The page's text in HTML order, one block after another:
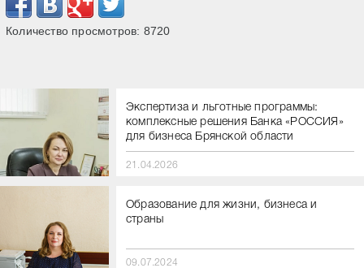
Количество просмотров: 8720
Экспертиза и льготные программы:
комплексные решения Банка «РОССИЯ»
для бизнеса Брянской области
21.04.2026
Образование для жизни, бизнеса и
страны
09.07.2024